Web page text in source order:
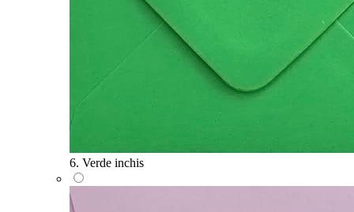
6. Verde inchis